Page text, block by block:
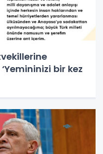
‘Yemininizi bir kez